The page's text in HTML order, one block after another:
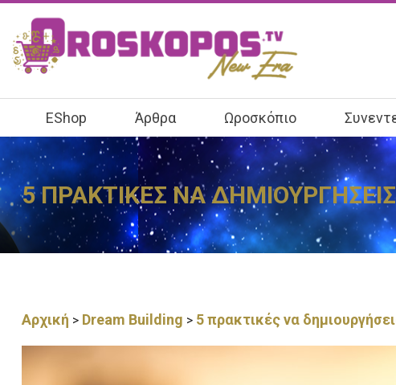
EShop Άρθρα Ωροσκόπιο
5 ΠΡΑΚΤΙΚΕΣ ΝΑ
Αρχική > Dream Building > 5 πρακτικές να